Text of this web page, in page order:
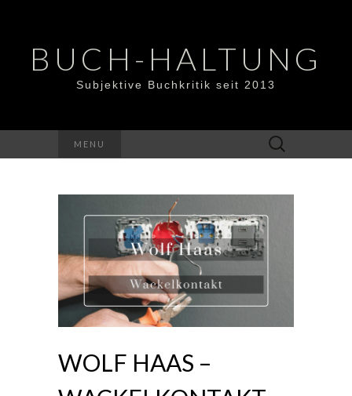
BUCH-HALTUNG
Subjektive Buchkritik seit 2013
MENU
Suchen
nach:
WOLF HAAS –